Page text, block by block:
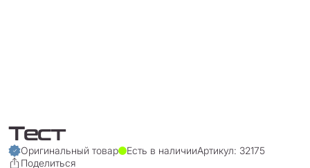
Тест
Оригинальный товар Есть в наличииАртикул: 32175
Поделиться